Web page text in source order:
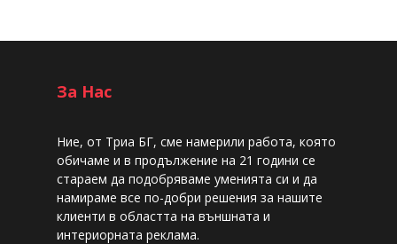
За Нас
Ние, от Триа БГ, сме намерили работа, която
обичаме и в продължение на 21 години се
стараем да подобряваме уменията си и да
намираме все по-добри решения за нашите
клиенти в областта на външната и
интериорната реклама.